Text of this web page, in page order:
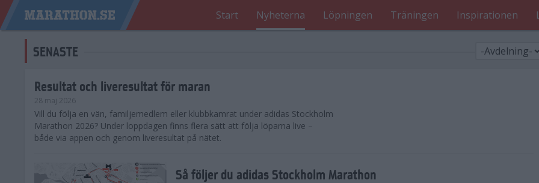
Start Nyheterna Löpningen Träningen Inspirationen
SENASTE
Resultat och liveresultat för maran
28 maj 2026
​Vill du följa en vän, familjemedlem eller klubbkamrat under adidas Stockholm
Marathon 2026? Under loppdagen finns flera sätt att följa löparna live –
både via appen och genom liveresultat på nätet.
Så följer du adidas Stockholm Marathon